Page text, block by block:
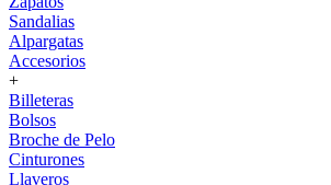
Sandalias
Alpargatas
Accesorios
+
Billeteras
Bolsos
Broche de Pelo
Cinturones
Llaveros